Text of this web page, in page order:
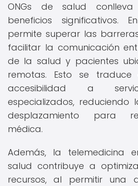
ONGs de salud
beneficios significativos.
permite superar las
facilitar la comunicación
de la salud y pacientes
remotas. Esto se
accesibilidad a
especializados, reduciendo
desplazamiento para
médica.
Además, la telemedicina
salud contribuye a
recursos, al permitir una